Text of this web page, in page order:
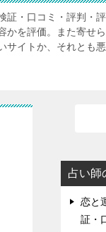
証・口コミ・評判・
かを評価。また寄せ
イトか、それとも
占い師
恋と
証・